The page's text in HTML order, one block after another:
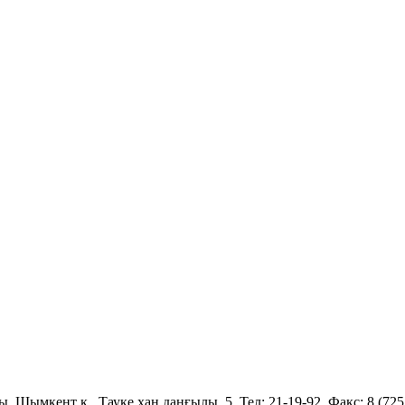
Шымкент қ., Тауке хан данғылы, 5. Тел: 21-19-92. Факс: 8